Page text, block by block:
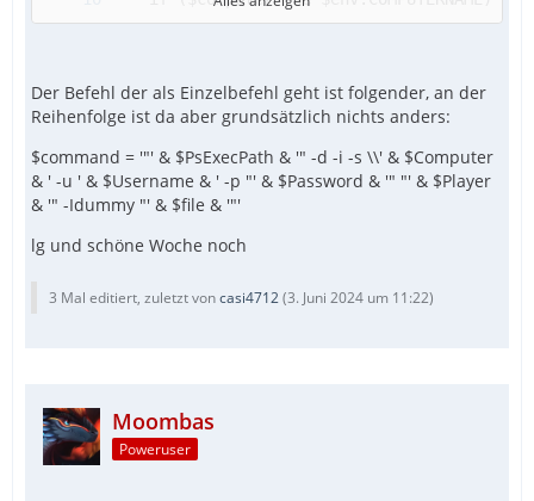
$jobs | Remove-Job
Der Befehl der als Einzelbefehl geht ist folgender, an der
Reihenfolge ist da aber grundsätzlich nichts anders:
$command = '"' & $PsExecPath & '" -d -i -s \\' & $Computer
& ' -u ' & $Username & ' -p "' & $Password & '" "' & $Player
& '" -Idummy "' & $file & '"'
lg und schöne Woche noch
3 Mal editiert, zuletzt voncasi4712(3. Juni 2024 um 11:22)
Moombas
Poweruser